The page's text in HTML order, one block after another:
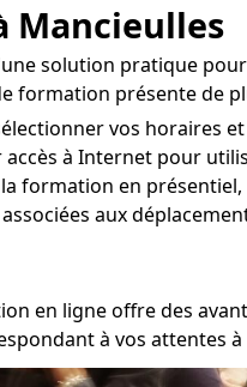
Mancieulles
solution pratique
formation présente de
vos horaires
à Internet pour
formation en
aux
en ligne offre des
à vos attentes à